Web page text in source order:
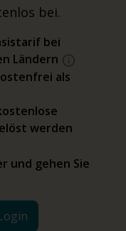
bei.
bei
Ländern
als
werden
und gehen Sie